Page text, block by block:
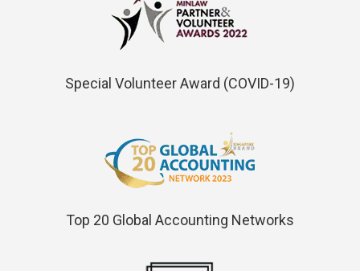
Special Volunteer Award (COVID-19)
Top 20 Global Accounting Networks